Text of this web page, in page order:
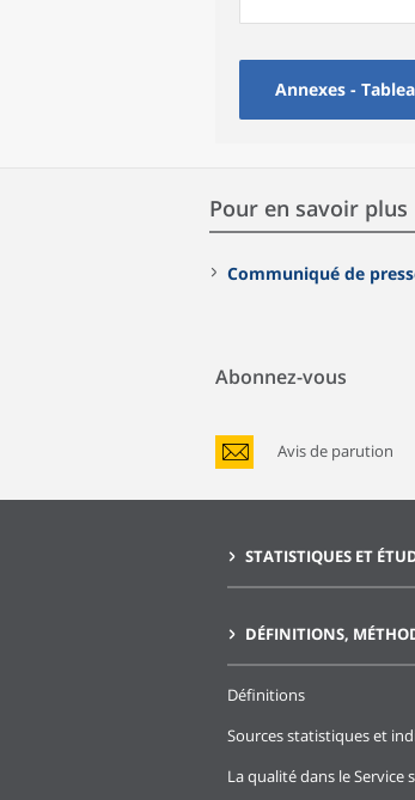
Annexes -
Pour en savoir plus
Communiqué de
Abonnez-vous
Avis de parution
STATISTIQUES ET
DÉFINITIONS,
Définitions
Sources statistiques et
La qualité dans le Service